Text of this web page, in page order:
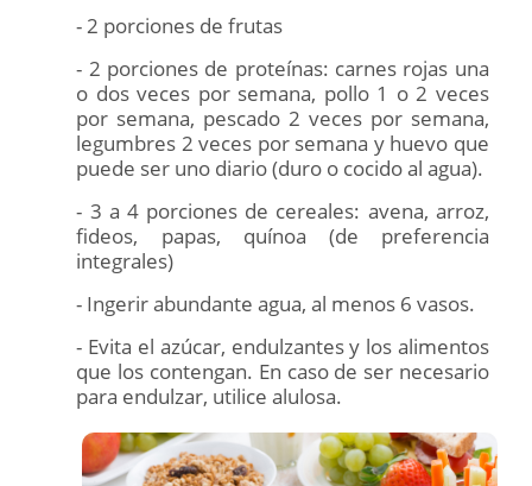
- 2 porciones de frutas
- 2 porciones de proteínas: carnes rojas una
o dos veces por semana, pollo 1 o 2 veces
por semana, pescado 2 veces por semana,
legumbres 2 veces por semana y huevo que
puede ser uno diario (duro o cocido al agua).
- 3 a 4 porciones de cereales: avena, arroz,
fideos, papas, quínoa (de preferencia
integrales)
- Ingerir abundante agua, al menos 6 vasos.
- Evita el azúcar, endulzantes y los alimentos
que los contengan. En caso de ser necesario
para endulzar, utilice alulosa.